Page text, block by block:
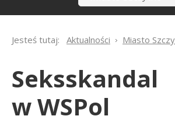
Jesteś tutaj: Aktualności Miasto
Seksskandal
w WSPol